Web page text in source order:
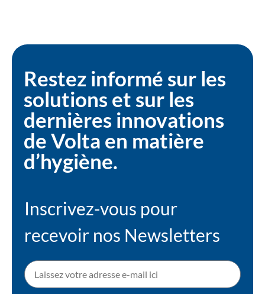
Restez informé sur les
solutions et sur les
dernières innovations
de Volta en matière
d’hygiène.
Inscrivez-vous pour
recevoir nos Newsletters